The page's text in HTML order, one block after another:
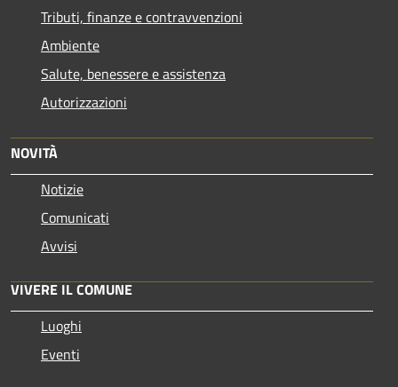
Tributi, finanze e contravvenzioni
Ambiente
Salute, benessere e assistenza
Autorizzazioni
NOVITÀ
Notizie
Comunicati
Avvisi
VIVERE IL COMUNE
Luoghi
Eventi